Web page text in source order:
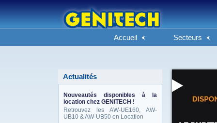
Accueil Secteurs
Actualités
Nouveautés disponibles à la
location chez GENITECH !
Retrouvez les AW-UE160, AW-
UB10 & AW-UB50 en Location